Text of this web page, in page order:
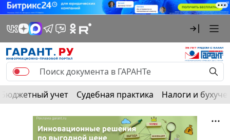
Бюджетный учет Судебная практика Налоги и